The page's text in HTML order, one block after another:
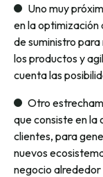
Uno muy
en la optimización
de suministro
los productos y
cuenta las
Otro
que consiste en
clientes, para
nuevos
negocio